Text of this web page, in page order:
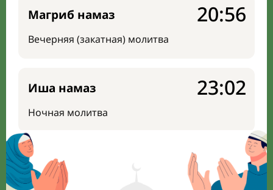
Магриб намаз
Вечерняя (закатная) молитва
20:56
Иша намаз
Ночная молитва
23:02